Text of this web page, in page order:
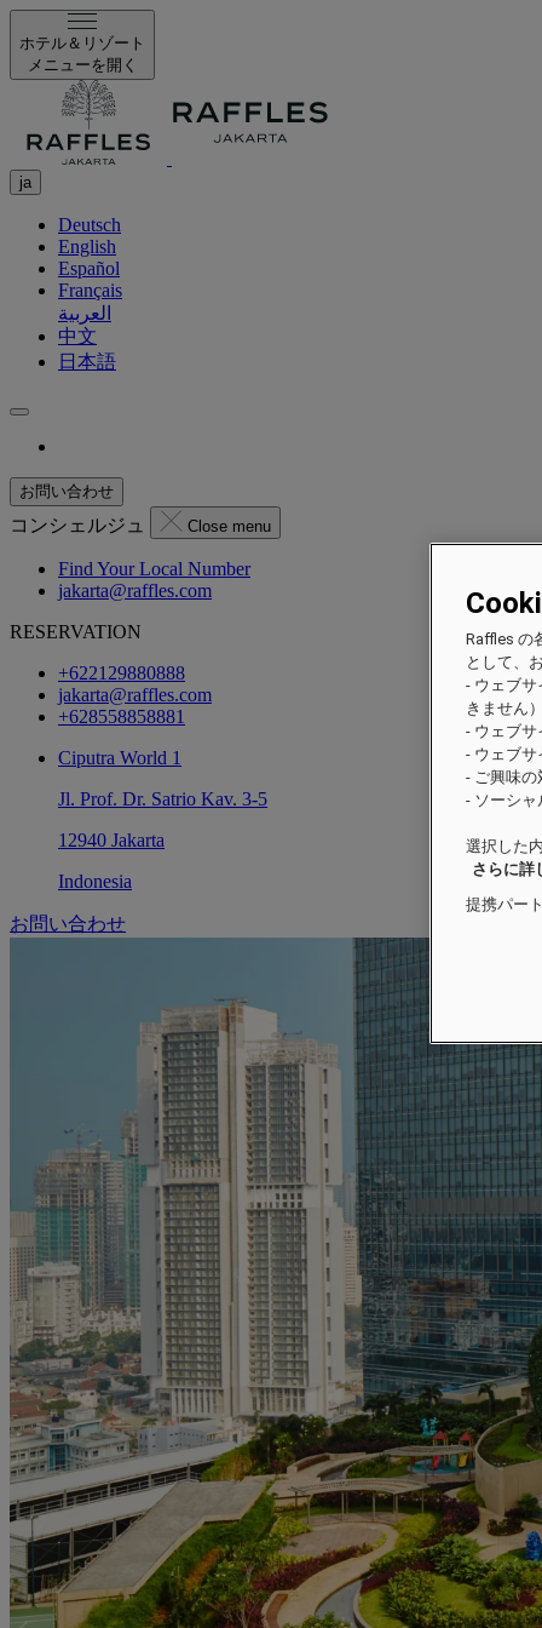
ホテル＆リゾート
メニューを開く
ja
Deutsch
English
Español
Français
العربية
中文
日本語
お問い合わせ
コンシェルジュ Close menu
Find Your Local Number
jakarta@raffles.com
RESERVATION
+622129880888
jakarta@raffles.com
+628558858881
Ciputra World 1
Jl. Prof. Dr. Satrio Kav. 3-5
12940 Jakarta
Indonesia
お問い合わせ
Raffles の
として、
- ウェブ
きません
- ウェブ
- ウェブ
- ご興味
- ソーシ
選択した
さらに詳
提携パー